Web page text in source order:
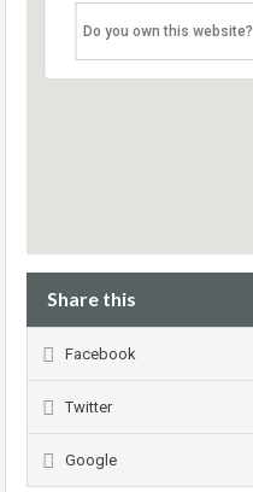
Do you own this website?
Share this
Facebook
Twitter
Google